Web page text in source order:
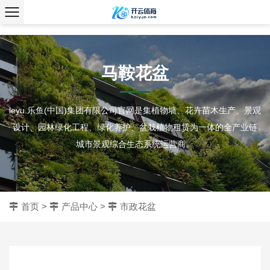
、
马鞍花盆
leyu.乐鱼(中国)集团有限公司官网是集植物墙、花卉苗木生产、景观
设计、园林绿化工程、绿化养护、盆栽植物租赁为一体的全产业链
城市景观综合生态系统运营商。
首页 > 产品中心 > 市政花盆